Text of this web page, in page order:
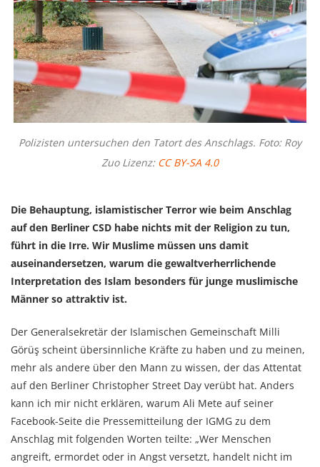
Polizisten untersuchen den Tatort des Anschlags. Foto: Roy
Zuo Lizenz: CC BY-SA 4.0
Die Behauptung, islamistischer Terror wie beim Anschlag
auf den Berliner CSD habe nichts mit der Religion zu tun,
führt in die Irre. Wir Muslime müssen uns damit
auseinandersetzen, warum die gewaltverherrlichende
Interpretation des Islam besonders für junge muslimische
Männer so attraktiv ist.
Der Generalsekretär der Islamischen Gemeinschaft Milli
Görüş scheint übersinnliche Kräfte zu haben und zu meinen,
mehr als andere über den Mann zu wissen, der das Attentat
auf den Berliner Christopher Street Day verübt hat. Anders
kann ich mir nicht erklären, warum Ali Mete auf seiner
Facebook-Seite die Pressemitteilung der IGMG zu dem
Anschlag mit folgenden Worten teilte: „Wer Menschen
angreift, ermordet oder in Angst versetzt, handelt nicht im